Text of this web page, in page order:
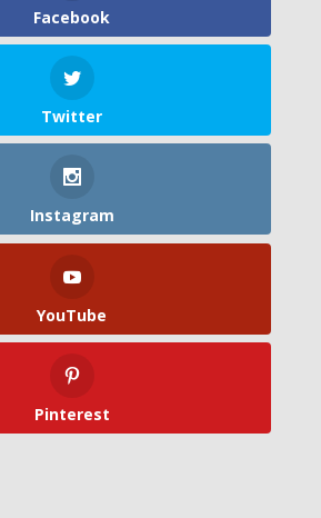
Facebook
Twitter
Instagram
YouTube
Pinterest